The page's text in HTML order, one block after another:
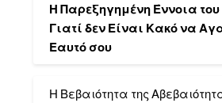
Η Παρεξηγημένη Έννοια
Γιατί δεν Είναι Κακό να
Εαυτό σου
Η Βεβαιότητα της